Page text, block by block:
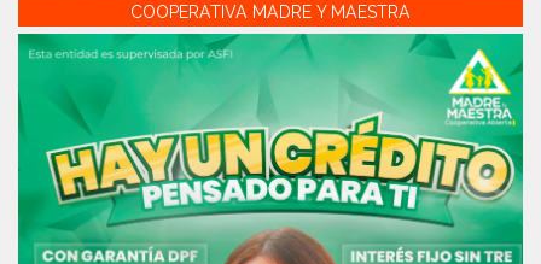
COOPERATIVA MADRE Y MAESTRA